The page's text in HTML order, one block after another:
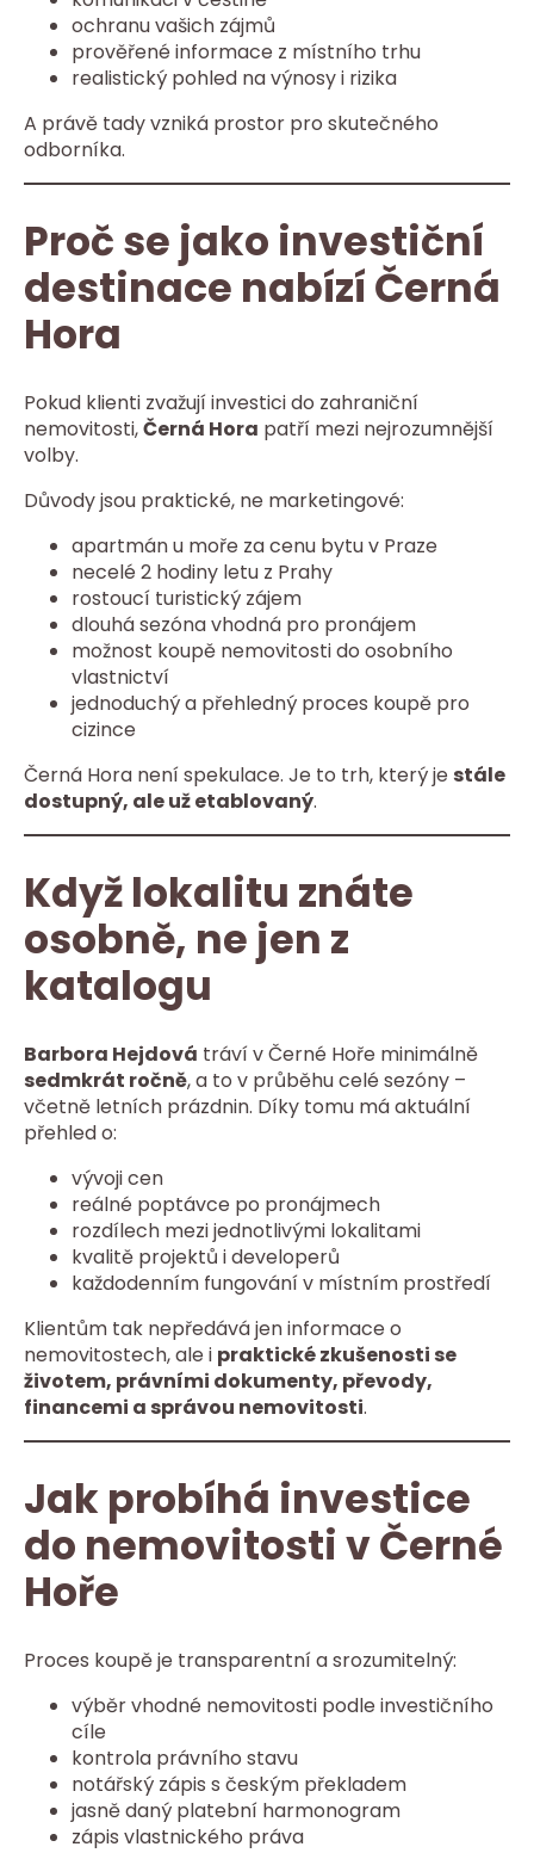
ochranu vašich zájmů
prověřené informace z místního trhu
realistický pohled na výnosy i rizika
A právě tady vzniká prostor pro skutečného
odborníka.
Proč se jako investiční
destinace nabízí Černá
Hora
Pokud klienti zvažují investici do zahraniční
nemovitosti,Černá Hora patří mezi nejrozumnější
volby.
Důvody jsou praktické, ne marketingové:
apartmán u moře za cenu bytu v Praze
necelé 2 hodiny letu z Prahy
rostoucí turistický zájem
dlouhá sezóna vhodná pro pronájem
možnost koupě nemovitosti do osobního
vlastnictví
jednoduchý a přehledný proces koupě pro
cizince
Černá Hora není spekulace. Je to trh, který je stále
dostupný, ale už etablovaný.
Když lokalitu znáte
osobně, ne jen z
katalogu
Barbora Hejdová tráví v Černé Hoře minimálně
sedmkrát ročně, a to v průběhu celé sezóny –
včetně letních prázdnin. Díky tomu má aktuální
přehled o:
vývoji cen
reálné poptávce po pronájmech
rozdílech mezi jednotlivými lokalitami
kvalitě projektů i developerů
každodenním fungování v místním prostředí
Klientům tak nepředává jen informace o
nemovitostech, ale i praktické zkušenosti se
životem, právními dokumenty, převody,
financemi a správou nemovitosti.
Jak probíhá investice
do nemovitosti v Černé
Hoře
Proces koupě je transparentní a srozumitelný:
výběr vhodné nemovitosti podle investičního
cíle
kontrola právního stavu
notářský zápis s českým překladem
jasně daný platební harmonogram
zápis vlastnického práva